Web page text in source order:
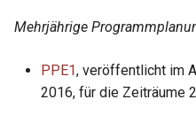
r
Anteile erneuerbarer
Erneuerbare Wärme
Mehrjährige
PPE1, veröffentlicht im
2016, für die Zeiträume